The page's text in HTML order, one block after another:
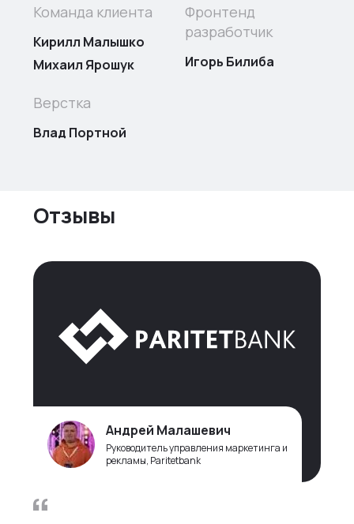
Команда клиента
Кирилл Малышко
Михаил Ярошук
Фронтенд
разработчик
Игорь Билиба
Верстка
Влад Портной
Отзывы
Андрей Малашевич
Руководитель управления маркетинга и
рекламы, Paritetbank